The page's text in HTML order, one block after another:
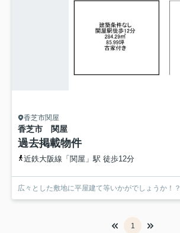
香芝市関屋
香芝市 関屋
過去掲載物件
近鉄大阪線「関屋」駅 徒歩12分
広々とした敷地に平屋建て等いかがでしょうか！？
1